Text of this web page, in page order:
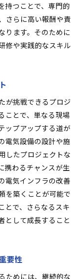
持つことで、専門的
さらに高い報酬や責
ります。そのために
修や実践的なスキル
が挑戦できるプロジ
ことで、単なる現場
ップアップする道が
電気設備の設計や施
したプロジェクトな
携わるチャンスが生
電気インフラの改善
を築くことが可能で
とで、さらなるスキ
として成長すること
要性
ためには、継続的な